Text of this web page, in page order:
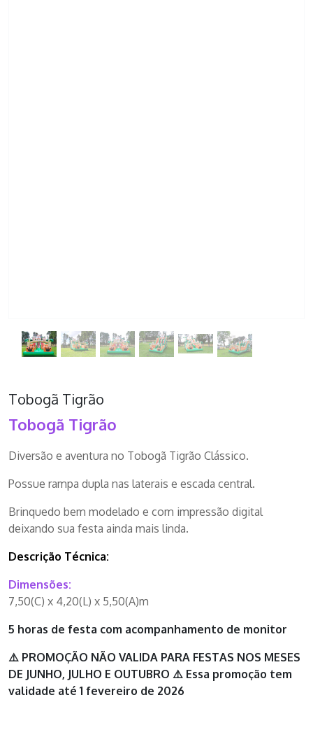
Tobogã Tigrão
Tobogã Tigrão
Diversão e aventura no Tobogã Tigrão Clássico.
Possue rampa dupla nas laterais e escada central.
Brinquedo bem modelado e com impressão digital
deixando sua festa ainda mais linda.
Descrição Técnica:
Dimensões:
7,50(C) x 4,20(L) x 5,50(A)m
5 horas de festa com acompanhamento de monitor
⚠️ PROMOÇÃO NÃO VALIDA PARA FESTAS NOS MESES
DE JUNHO, JULHO E OUTUBRO ⚠️ Essa promoção tem
validade até 1 fevereiro de 2026